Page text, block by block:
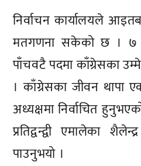
निर्वाचन कार्यालयले
मतगणना सकेको छ । ७
पाँचवटै पदमा काँग्रेसका
। काँग्रेसका जीवन थापा
अध्यक्षमा निर्वाचित
प्रतिद्वन्द्वी एमालेका
पाउनुभयो ।